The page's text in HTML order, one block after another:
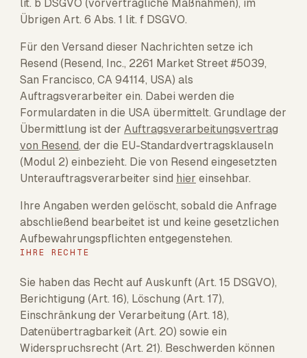
lit. b DSGVO (vorvertragliche Maßnahmen), im
Übrigen Art. 6 Abs. 1 lit. f DSGVO.
Für den Versand dieser Nachrichten setze ich
Resend (Resend, Inc., 2261 Market Street #5039,
San Francisco, CA 94114, USA) als
Auftragsverarbeiter ein. Dabei werden die
Formulardaten in die USA übermittelt. Grundlage der
Übermittlung ist der Auftragsverarbeitungsvertrag
von Resend, der die EU-Standardvertragsklauseln
(Modul 2) einbezieht. Die von Resend eingesetzten
Unterauftragsverarbeiter sind hier einsehbar.
Ihre Angaben werden gelöscht, sobald die Anfrage
abschließend bearbeitet ist und keine gesetzlichen
Aufbewahrungspflichten entgegenstehen.
IHRE RECHTE
Sie haben das Recht auf Auskunft (Art. 15 DSGVO),
Berichtigung (Art. 16), Löschung (Art. 17),
Einschränkung der Verarbeitung (Art. 18),
Datenübertragbarkeit (Art. 20) sowie ein
Widerspruchsrecht (Art. 21). Beschwerden können